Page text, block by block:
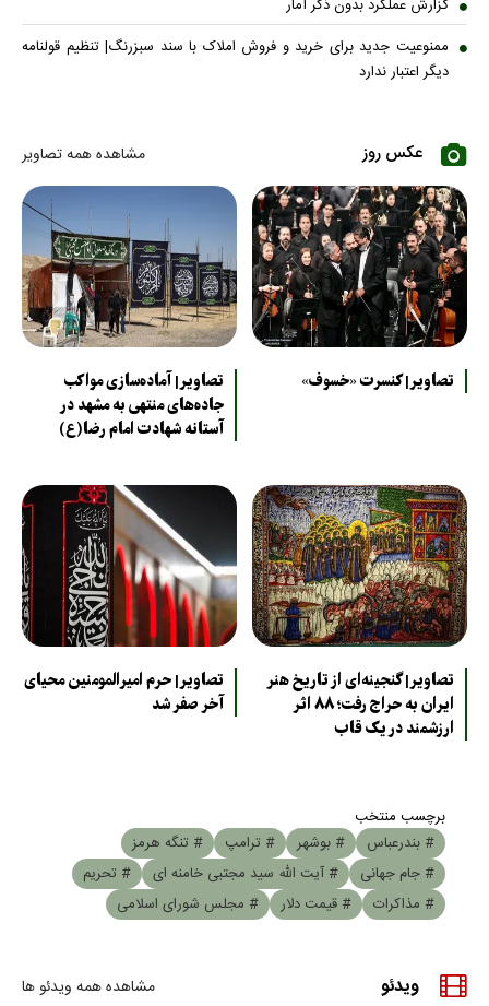
گزارش عملکرد بدون ذکر آمار
ممنوعیت جدید برای خرید و فروش املاک با سند سبزرنگ| تنظیم قولنامه
دیگر اعتبار ندارد
عکس روز مشاهده همه تصاویر
تصاویر| کنسرت «خسوف»
تصاویر| آماده‌سازی مواکب
جاده‌های منتهی به مشهد در
آستانه شهادت امام رضا(ع)
تصاویر| گنجینه‌ای از تاریخ هنر
ایران به حراج رفت؛ ۸۸ اثر
ارزشمند در یک قاب
تصاویر| حرم امیرالمومنین محیای
آخر صفر شد
برچسب منتخب
# بندرعباس
# بوشهر # ترامپ
# تنگه هرمز
# جام جهانی
# آیت الله سید مجتبی خامنه ای
# تحریم
# مذاکرات
# قیمت دلار # مجلس شورای اسلامی
ویدئو مشاهده همه ویدئو ها